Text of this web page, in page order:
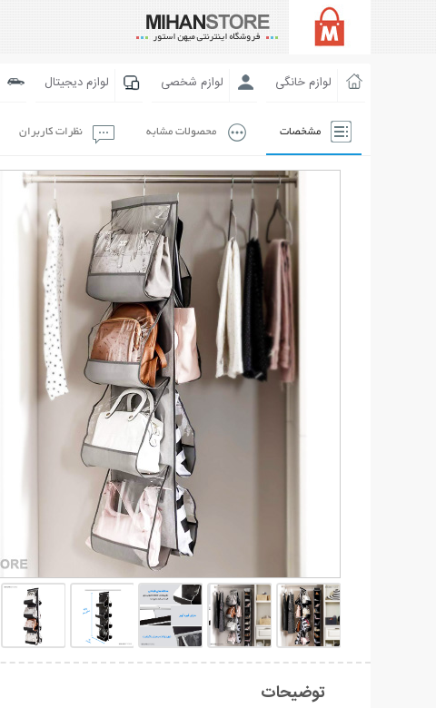
لوازم خانگی لوازم شخصی لوازم دیجیتال
مشخصات محصولات مشابه نظرات کاربران
توضیحات